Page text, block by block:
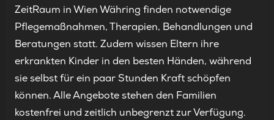
ZeitRaum in Wien Währing finden notwendige
Pflegemaßnahmen, Therapien, Behandlungen und
Beratungen statt. Zudem wissen Eltern ihre
erkrankten Kinder in den besten Händen, während
sie selbst für ein paar Stunden Kraft schöpfen
können. Alle Angebote stehen den Familien
kostenfrei und zeitlich unbegrenzt zur Verfügung.